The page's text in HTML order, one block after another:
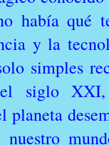
había qué
y la
simples
siglo